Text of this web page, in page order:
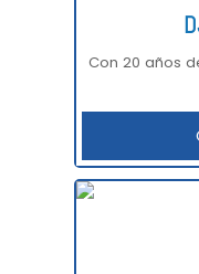
Con 20 años